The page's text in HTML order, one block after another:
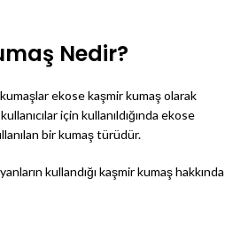
Nedir?
ekose kaşmir kumaş olarak
için kullanıldığında ekose
bir kumaş türüdür.
kullandığı kaşmir kumaş hakkında